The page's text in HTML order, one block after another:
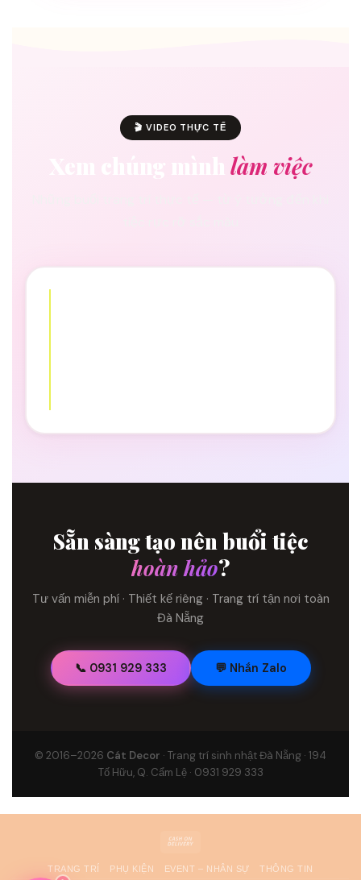
🎬 VIDEO THỰC TẾ
Xem chúng mình làm việc
Sẵn sàng tạo nên buổi tiệc
hoàn hảo?
Tư vấn miễn phí · Thiết kế riêng · Trang trí tận nơi toàn
Đà Nẵng
📞 0931 929 333 💬 Nhắn Zalo
© 2016–2026 Cát Decor · Trang trí sinh nhật Đà Nẵng · 194
Tố Hữu, Q. Cẩm Lệ · 0931 929 333
Delivery
TRANG TRÍ PHỤ KIỆN EVENT – NHÂN SỰ THÔNG TIN